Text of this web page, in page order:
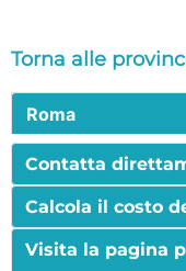
Torna alle
Roma
Contatta
Calcola il costo
Visita la pagina